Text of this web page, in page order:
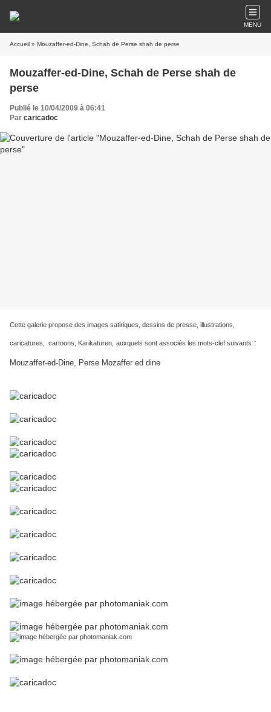
MENU
Accueil » Mouzaffer-ed-Dine, Schah de Perse shah de perse
Mouzaffer-ed-Dine, Schah de Perse shah de
perse
Publié le 10/04/2009 à 06:41
Par caricadoc
Cette galerie propose des images satiriques, dessins de presse, illustrations,
caricatures, cartoons, Karikaturen, auxquels sont associés les mots-clef suivants :
Mouzaffer-ed-Dine, Perse Mozaffer ed dine